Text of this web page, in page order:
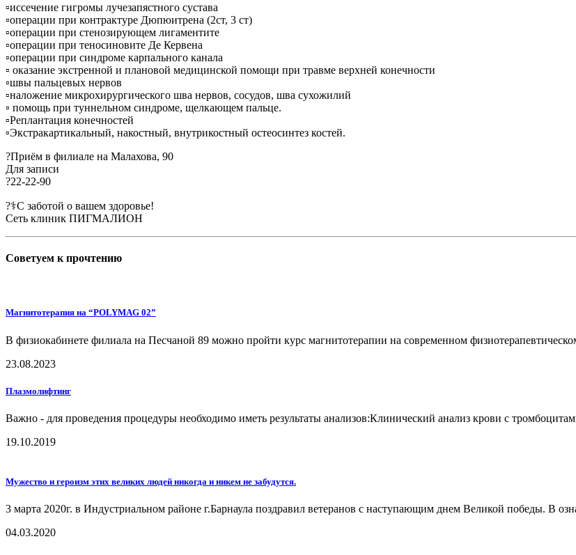
▫️иссечение гигромы лучезапястного сустава
▫️операции при контрактуре Дюпюитрена (2ст, 3 ст)
▫️операции при стенозирующем лигаментите
▫️операции при теносиновите Де Кервена
▫️операции при синдроме карпального канала
▫️ оказание экстренной и плановой медицинской помощи при травме верхней конечности
▫️швы пальцевых нервов
▫️наложение микрохирургического шва нервов, сосудов, шва сухожилий
▫️ помощь при туннельном синдроме, щелкающем пальце.
▫️Реплантация конечностей
▫️Экстракартикальный, накостный, внутрикостный остеосинтез костей.
?Приём в филиале на Малахова, 90
Для записи
?22-22-90
?‍⚕️С заботой о вашем здоровье!
Сеть клиник ПИГМАЛИОН
Советуем к прочтению
Магнитотерапия на “POLYMAG 02”
В физиокабинете филиала на Песчаной 89 можно пройти курс магнитотерапии на современном
23.08.2023
Плазмолифтинг
Важно - для проведения процедуры необходимо иметь результаты анализов:Клинический анализ крови с
19.10.2019
Мужество и героизм этих великих людей никогда и никем не забудутся.
3 марта 2020г. в Индустриальном районе г.Барнаула поздравил ветеранов с наступающим днем Великой победы. В
04.03.2020